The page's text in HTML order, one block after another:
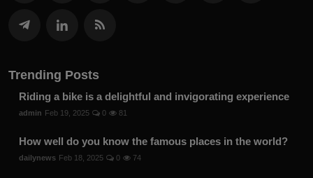
Trending Posts
Riding a bike is a delightful and invigorating experience
admin Feb 19, 2025 0 81
How well do you know the famous places in the world?
dailynews Feb 18, 2025 0 74